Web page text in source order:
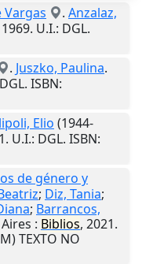
Vargas . Anzalaz,
1969. U.I.: DGL.
. Juszko, Paulina.
ISBN:
Elio (1944-
. U.I.: DGL. ISBN:
de género y
; Diz, Tania;
; Barrancos,
: Biblios, 2021.
TEXTO NO